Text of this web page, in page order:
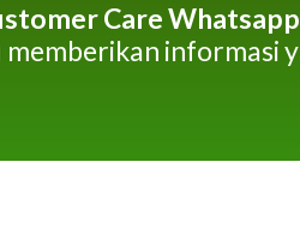
Care
memberikan informasi